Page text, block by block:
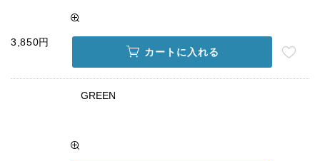
3,850円
カートに入れる
GREEN